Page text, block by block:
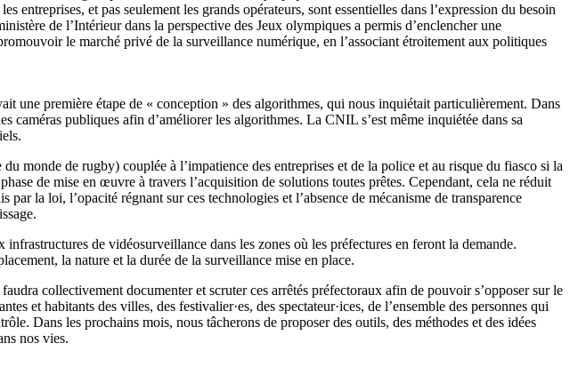
et pas seulement les grands opérateurs, sont essentielles dans l’expression du besoin
de l’Intérieur dans la perspective des Jeux olympiques a permis d’enclencher une
le marché privé de la surveillance numérique, en l’associant étroitement aux politiques
une première étape de « conception » des algorithmes, qui nous inquiétait particulièrement. Dans
publiques afin d’améliorer les algorithmes. La CNIL s’est même inquiétée dans sa
monde de rugby) couplée à l’impatience des entreprises et de la police et au risque du fiasco si la
de mise en œuvre à travers l’acquisition de solutions toutes prêtes. Cependant, cela ne réduit
la loi, l’opacité régnant sur ces technologies et l’absence de mécanisme de transparence
de vidéosurveillance dans les zones où les préfectures en feront la demande.
la nature et la durée de la surveillance mise en place.
collectivement documenter et scruter ces arrêtés préfectoraux afin de pouvoir s’opposer sur le
et habitants des villes, des festivalier·es, des spectateur·ices, de l’ensemble des personnes qui
Dans les prochains mois, nous tâcherons de proposer des outils, des méthodes et des idées
nos vies.